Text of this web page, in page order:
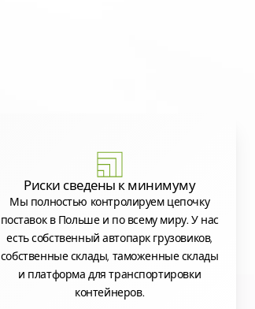
Риски сведены к минимуму
Мы полностью контролируем цепочку
поставок в Польше и по всему миру. У нас
есть собственный автопарк грузовиков,
собственные склады, таможенные склады
и платформа для транспортировки
контейнеров.